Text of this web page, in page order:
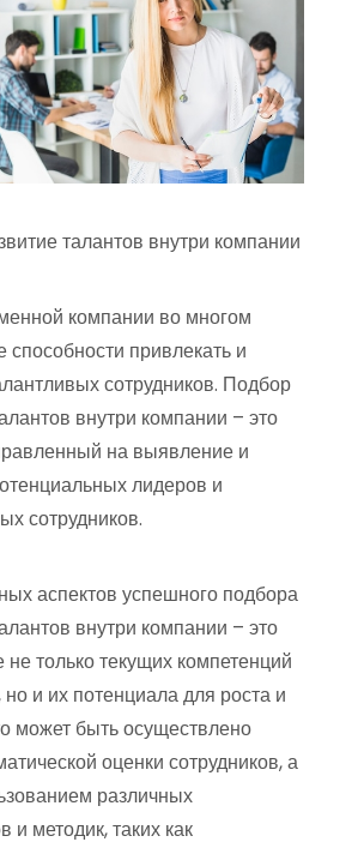
талантов внутри компании
компании во многом
способности привлекать и
сотрудников. Подбор
внутри компании – это
на выявление и
лидеров и
сотрудников.
аспектов успешного подбора
внутри компании – это
только текущих компетенций
но и их потенциала для роста и
может быть осуществлено
оценки сотрудников, а
различных
и методик, таких как